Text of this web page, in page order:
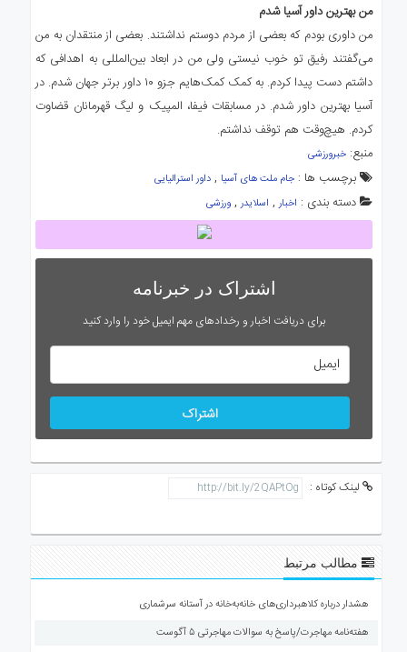
من بهترین داور آسیا شدم
من داوری بودم که بعضی از مردم دوستم نداشتند. بعضی از منتقدان به من
می‌گفتند رفیق تو خوب نیستی ولی من در ابعاد بین‌المللی به اهدافی که
داشتم دست پیدا کردم. به کمک کمک‌هایم جزو ۱۰ داور برتر جهان شدم. در
آسیا بهترین داور شدم. در مسابقات فیفا، المپیک و لیگ قهرمانان قضاوت
کردم. هیچ‌وقت هم توقف نداشتم.
منبع: خبرورزشی
برچسب ها : جام ملت های آسیا , داور استرالیایی
دسته بندی : اخبار, اسلایدر, ورزشی
اشتراک در خبرنامه
برای دریافت اخبار و رخدادهای مهم ایمیل خود را وارد کنید
اشتراک
لینک کوتاه :
مطالب مرتبط
هشدار درباره کلاهبرداری‌های خانه‌به‌خانه در آستانه سرشماری
هفته‌نامه مهاجرت/پاسخ به سوالات مهاجرتی ۵ آگوست